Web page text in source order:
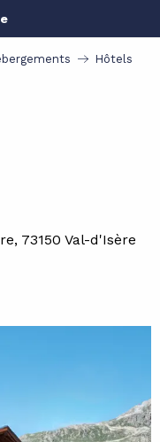
Hôtels
73150 Val-d'Isère